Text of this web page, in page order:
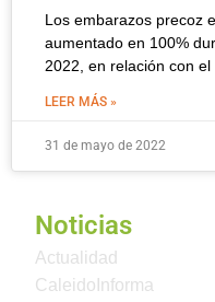
Los embarazos precoz
aumentado en 100%
2022, en relación con el
LEER MÁS »
31 de mayo de 2022
Noticias
Actualidad
CaleidoInforma